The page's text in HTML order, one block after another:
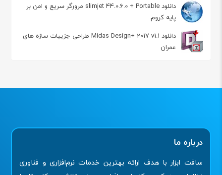
دانلود slimjet 44.0.6.0 + Portable مرورگر سریع و امن بر
پایه کروم
دانلود Midas Design+ 2017 v1.1 طراحی جزییات سازه های
عمران
درباره ما
سافت ابزار با هدف ارائه بهترین خدمات نرم‌افزاری و فناوری